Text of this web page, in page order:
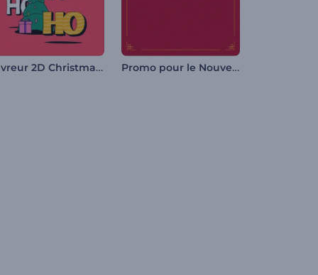
Ouvreur 2D Christmas Mood Promo pour le Nouvel An Chinois